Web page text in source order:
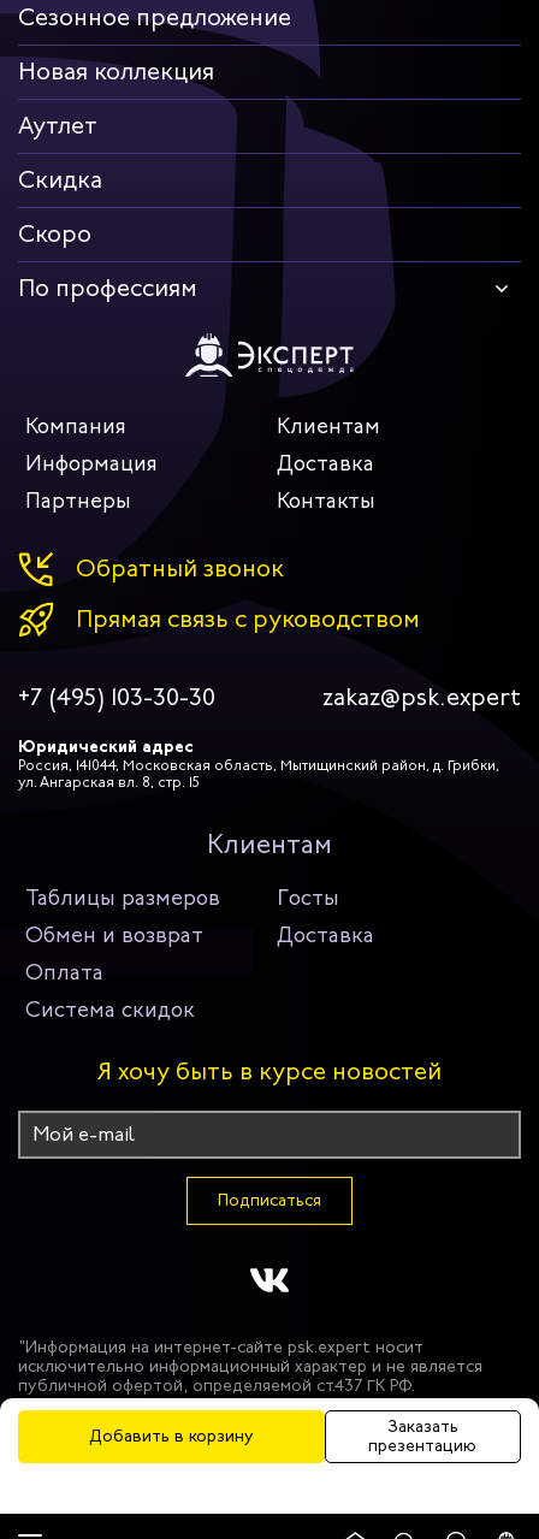
Добавить в корзину
Заказать
презентацию
Сезонное предложение
Новая коллекция
Аутлет
Скидка
Скоро
По профессиям
Компания
Клиентам
Информация
Доставка
Партнеры
Контакты
Обратный звонок
Прямая связь с руководством
+7 (495) 103-30-30 zakaz@psk.expert
Юридический адрес
Россия, 141044, Московская область, Мытищинский район, д. Грибки,
ул. Ангарская вл. 8, стр. 15
Клиентам
Таблицы размеров
Госты
Обмен и возврат
Доставка
Оплата
Система скидок
Я хочу быть в курсе новостей
Подписаться
"Информация на интернет-сайте psk.expert носит
исключительно информационный характер и не является
публичной офертой, определяемой ст.437 ГК РФ.
Производитель оставляет за собой право в одностороннем
порядке вносить изменения в состав материалов,
используемых в производстве продукции, при условии
сохранения функциональных и защитных свойств продукции.
материалов сайта без разрешения запрещено. © 2026 ООО